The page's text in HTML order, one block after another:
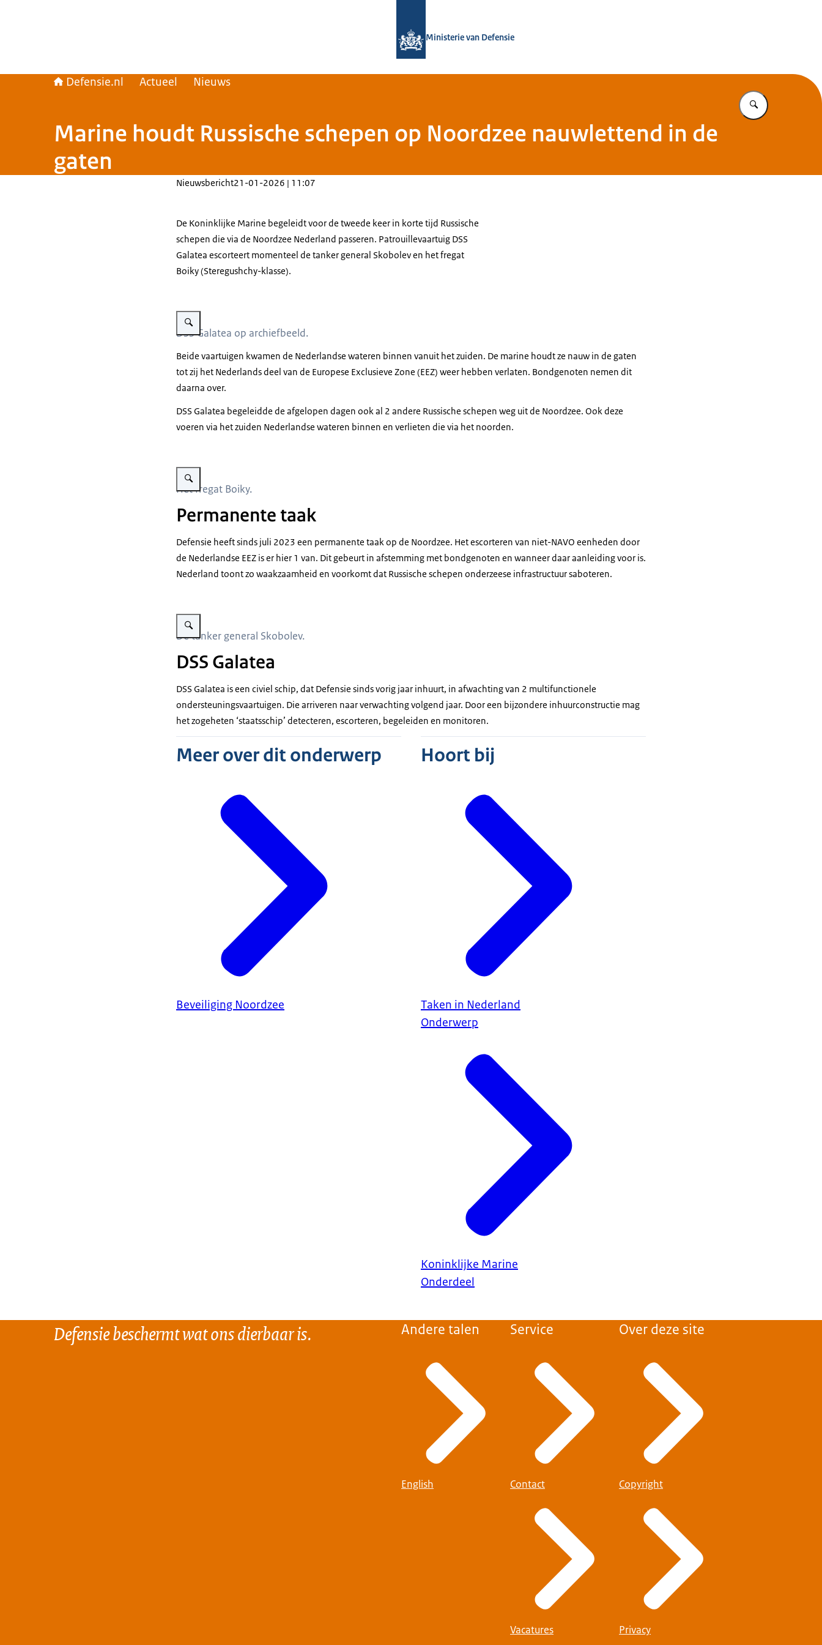
Ministerie van Defensie
Defensie.nl Actueel Nieuws
Vul in wat u
Marine houdt Russische schepen op Noordzee nauwlettend in de
gaten
Nieuwsbericht21-01-2026 | 11:07
De Koninklijke Marine begeleidt voor de tweede keer in korte tijd Russische
schepen die via de Noordzee Nederland passeren. Patrouillevaartuig DSS
Galatea escorteert momenteel de tanker general Skobolev en het fregat
Boiky (Steregushchy-klasse).
Vergroot afbeelding Een schip van de marine op zee.
DSS Galatea op archiefbeeld.
Beide vaartuigen kwamen de Nederlandse wateren binnen vanuit het zuiden. De marine houdt ze nauw in de gaten
tot zij het Nederlands deel van de Europese Exclusieve Zone (EEZ) weer hebben verlaten. Bondgenoten nemen dit
daarna over.
DSS Galatea begeleidde de afgelopen dagen ook al 2 andere Russische schepen weg uit de Noordzee. Ook deze
voeren via het zuiden Nederlandse wateren binnen en verlieten die via het noorden.
Vergroot afbeelding Russisch schip op zee.
Het fregat Boiky.
Permanente taak
Defensie heeft sinds juli 2023 een permanente taak op de Noordzee. Het escorteren van niet-NAVO eenheden door
de Nederlandse EEZ is er hier 1 van. Dit gebeurt in afstemming met bondgenoten en wanneer daar aanleiding voor is.
Nederland toont zo waakzaamheid en voorkomt dat Russische schepen onderzeese infrastructuur saboteren.
Vergroot afbeelding Russisch schip op zee.
De tanker general Skobolev.
DSS Galatea
DSS Galatea is een civiel schip, dat Defensie sinds vorig jaar inhuurt, in afwachting van 2 multifunctionele
ondersteuningsvaartuigen. Die arriveren naar verwachting volgend jaar. Door een bijzondere inhuurconstructie mag
het zogeheten ‘staatsschip’ detecteren, escorteren, begeleiden en monitoren.
Meer over dit onderwerp
Beveiliging Noordzee
Hoort bij
Taken in Nederland
Onderwerp
Koninklijke Marine
Onderdeel
Defensie beschermt wat ons dierbaar is. Andere talen
English
Service
Contact
Vacatures
Over deze site
Copyright
Privacy